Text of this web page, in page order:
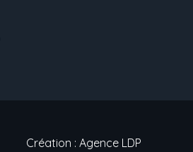
Création : Agence LDP